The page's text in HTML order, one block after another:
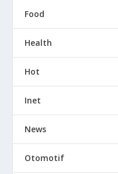
Food
Health
Hot
Inet
News
Otomotif